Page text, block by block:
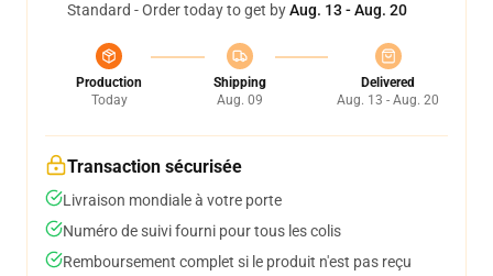
Standard - Order today to get byAug. 13 - Aug. 20
Production
Today
Shipping
Aug. 09
Delivered
Aug. 13 - Aug. 20
Transaction sécurisée
Livraison mondiale à votre porte
Numéro de suivi fourni pour tous les colis
Remboursement complet si le produit n'est pas reçu